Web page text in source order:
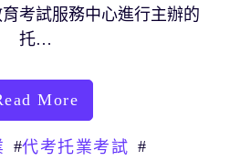
考試服務中心進行主辦的
托…
More
#代考托業考試 #